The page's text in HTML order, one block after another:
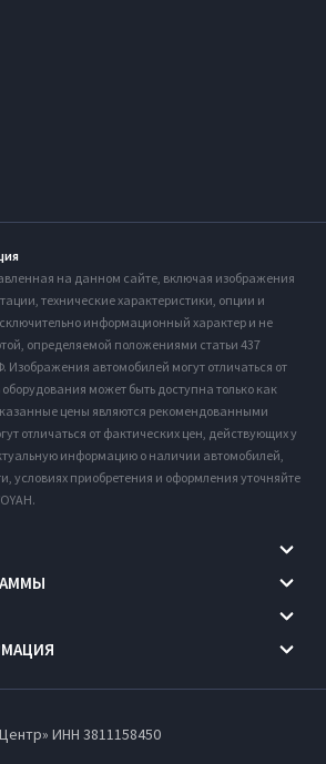
на данном сайте, включая изображения
технические характеристики, опции и
информационный характер и не
определяемой положениями статьи 437
Изображения автомобилей могут отличаться от
может быть доступна только как
цены являются рекомендованными
отличаться от фактических цен, действующих у
информацию о наличии автомобилей,
условиях приобретения и оформления уточняйте
ИНН 3811158450